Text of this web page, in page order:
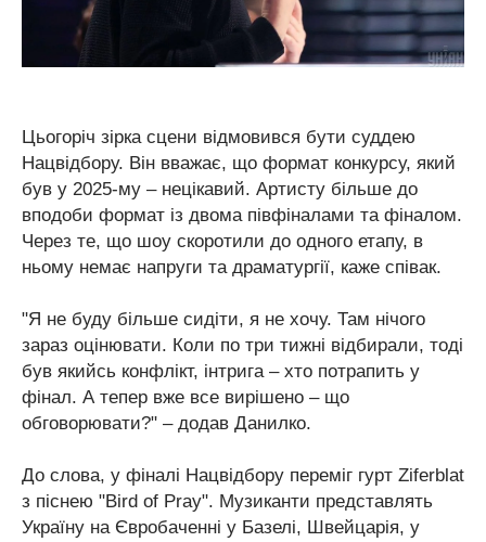
Цьогоріч зірка сцени відмовився бути суддею
Нацвідбору. Він вважає, що формат конкурсу, який
був у 2025-му – нецікавий. Артисту більше до
вподоби формат із двома півфіналами та фіналом.
Через те, що шоу скоротили до одного етапу, в
ньому немає напруги та драматургії, каже співак.
"Я не буду більше сидіти, я не хочу. Там нічого
зараз оцінювати. Коли по три тижні відбирали, тоді
був якийсь конфлікт, інтрига – хто потрапить у
фінал. А тепер вже все вирішено – що
обговорювати?" – додав Данилко.
До слова, у фіналі Нацвідбору переміг гурт Ziferblat
з піснею "Bird of Pray". Музиканти представлять
Україну на Євробаченні у Базелі, Швейцарія, у